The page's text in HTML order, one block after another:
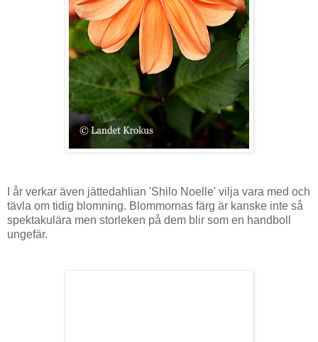
I år verkar även jättedahlian 'Shilo Noelle' vilja vara med och
tävla om tidig blomning. Blommornas färg är kanske inte så
spektakulära men storleken på dem blir som en handboll
ungefär.